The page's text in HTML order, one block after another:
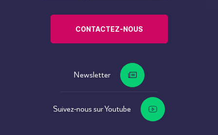
CONTACTEZ-NOUS
Newsletter
Suivez-nous sur Youtube